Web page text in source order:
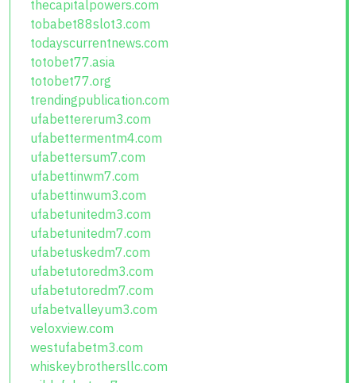
thecapitalpowers.com
tobabet88slot3.com
todayscurrentnews.com
totobet77.asia
totobet77.org
trendingpublication.com
ufabettererum3.com
ufabettermentm4.com
ufabettersum7.com
ufabettinwm7.com
ufabettinwum3.com
ufabetunitedm3.com
ufabetunitedm7.com
ufabetuskedm7.com
ufabetutoredm3.com
ufabetutoredm7.com
ufabetvalleyum3.com
veloxview.com
westufabetm3.com
whiskeybrothersllc.com